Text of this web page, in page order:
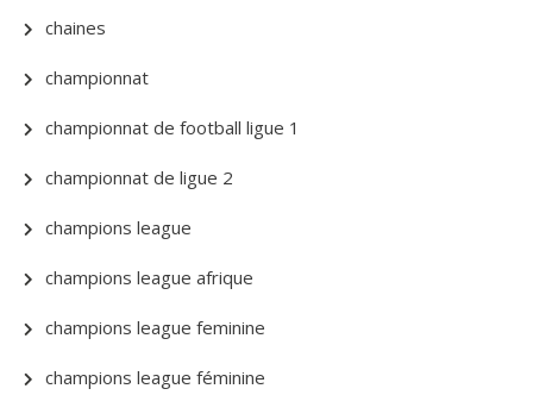
chaines
championnat
championnat de football ligue 1
championnat de ligue 2
champions league
champions league afrique
champions league feminine
champions league féminine